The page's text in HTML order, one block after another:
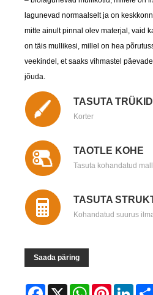
lagunevad normaalselt ja on
mitte ainult pinnal olev materjal, vaid
on täis mullikesi, millel on hea
veekindel, et saaks vihmastel
jõuda.
TASUTA
Korter
TAOTLE KOHE
Tasuta kohandatud mall
TASUTA
Kohandatud suurus
Saada päring
Facebook
X WhatsAppPinterest